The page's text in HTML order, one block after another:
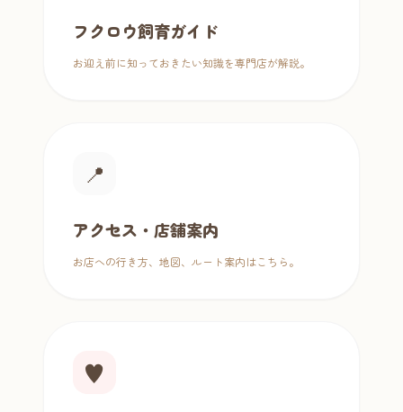
フクロウ飼育ガイド
お迎え前に知っておきたい知識を専門店が解説。
📍
アクセス・店舗案内
お店への行き方、地図、ルート案内はこちら。
♥